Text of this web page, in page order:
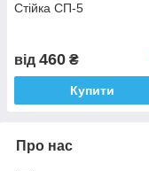
Стійка СП-5
від 460 ₴
Купити
Про нас